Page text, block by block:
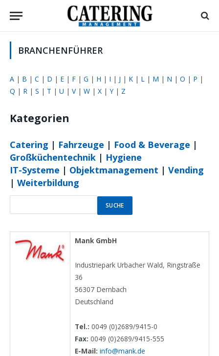
BRANCHENFÜHRER
A | B | C | D | E | F | G | H | I | J | K | L | M | N | O | P |
Q | R | S | T | U | V| W | X | Y| Z
Kategorien
Catering | Fahrzeuge | Food & Beverage |
Großküchentechnik | Hygiene
IT-Systeme | Objektmanagement | Vending
| Weiterbildung
Mank GmbH
Industriepark Urbacher Wald, Ringstraße
36
56307 Dernbach
Deutschland
Tel.: 0049 (0)2689/9415-0
Fax: 0049 (0)2689/9415-555
E-Mail: info@mank.de